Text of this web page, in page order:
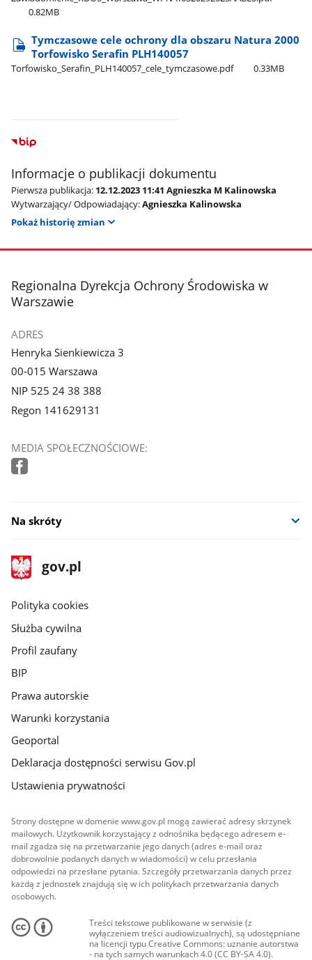
0.82MB
Tymczasowe cele ochrony dla obszaru Natura 2000
Torfowisko Serafin PLH140057
Torfowisko​_Serafin​_PLH140057​_cele​_tymczasowe.pdf 0.33MB
Informacje o publikacji dokumentu
Pierwsza publikacja: 12.12.2023 11:41 Agnieszka M Kalinowska
Wytwarzający/ Odpowiadający:Agnieszka Kalinowska
Pokaż historię zmian
stopka
Regionalna Dyrekcja Ochrony Środowiska w
Warszawie
ADRES
Henryka Sienkiewicza 3
00-015 Warszawa
NIP 525 24 38 388
Regon 141629131
MEDIA SPOŁECZNOŚCIOWE:
Na skróty
stopka
gov.pl
Strona
gov.pl
gov.pl
Polityka cookies
Służba cywilna
Profil zaufany
BIP
Prawa autorskie
Warunki korzystania
Geoportal
Deklaracja dostępności serwisu Gov.pl
Ustawienia prywatności
Strony dostępne w domenie www.gov.pl mogą zawierać adresy skrzynek
mailowych. Użytkownik korzystający z odnośnika będącego adresem e-
mail zgadza się na przetwarzanie jego danych (adres e-mail oraz
dobrowolnie podanych danych w wiadomości) w celu przesłania
odpowiedzi na przesłane pytania. Szczegóły przetwarzania danych przez
każdą z jednostek znajdują się w ich politykach przetwarzania danych
osobowych.
Treści tekstowe publikowane w serwisie (z
wyłączeniem treści audiowizualnych), są udostępniane
na licencji typu Creative Commons: uznanie autorstwa
- na tych samych warunkach 4.0 (CC BY-SA 4.0).